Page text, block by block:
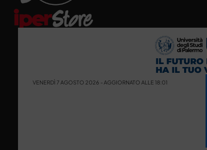
VENERDÌ 7 AGOSTO 2026 - AGGIORNATO ALLE 18:01